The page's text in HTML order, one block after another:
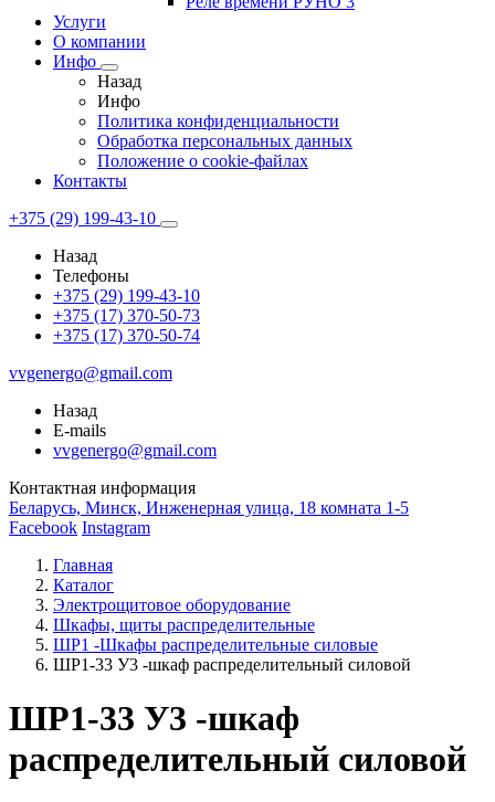
Услуги
О компании
Инфо
Назад
Инфо
Политика конфиденциальности
Обработка персональных данных
Положение о cookie-файлах
Контакты
+375 (29) 199-43-10
Назад
Телефоны
+375 (29) 199-43-10
+375 (17) 370-50-73
+375 (17) 370-50-74
vvgenergo@gmail.com
Назад
E-mails
vvgenergo@gmail.com
Контактная информация
Беларусь, Минск, Инженерная улица, 18 комната 1-5
Facebook Instagram
Главная
Каталог
Электрощитовое оборудование
Шкафы, щиты распределительные
ШР1 -Шкафы распределительные силовые
ШР1-33 У3 -шкаф распределительный силовой
ШР1-33 У3 -шкаф
распределительный силовой